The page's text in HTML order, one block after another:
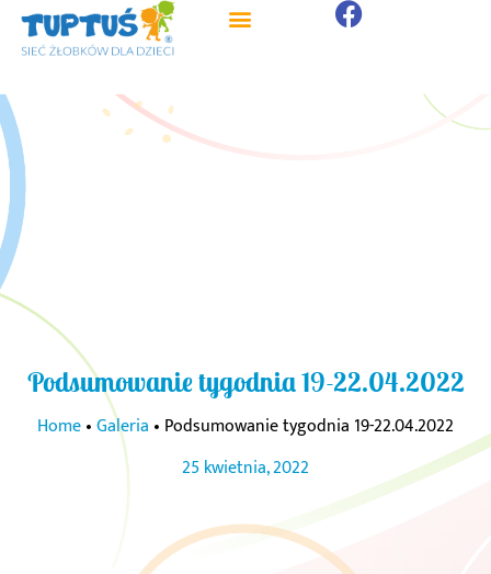
Podsumowanie tygodnia 19-22.04.2022
Home•Galeria • Podsumowanie tygodnia 19-22.04.2022
25 kwietnia, 2022